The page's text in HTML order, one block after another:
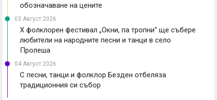
обозначаване на цените
03 Август 2026
X фолклорен фестивал „Окни, па тропни“ ще събере
любители на народните песни и танци в село
Пролеша
04 Август 2026
С песни, танци и фолклор Безден отбеляза
традиционния си събор